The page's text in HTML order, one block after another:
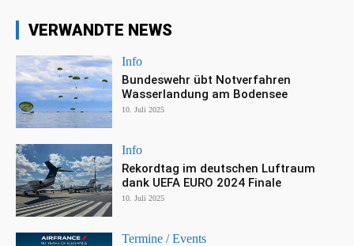
VERWANDTE NEWS
Info
Bundeswehr übt Notverfahren
Wasserlandung am Bodensee
10. Juli 2025
Info
Rekordtag im deutschen Luftraum
dank UEFA EURO 2024 Finale
10. Juli 2025
Termine / Events